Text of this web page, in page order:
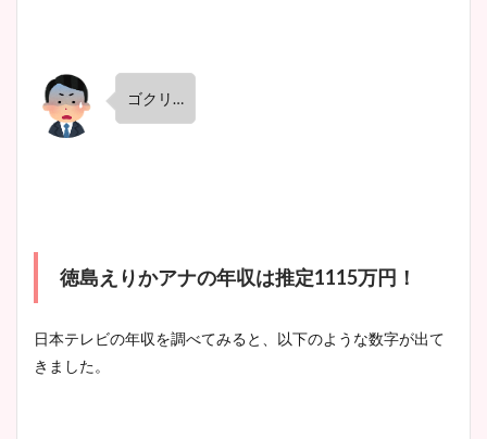
かわいい！カップや水着姿も
ゴクリ…
徳島えりかアナの年収は推定1115万円！
日本テレビの年収を調べてみると、以下のような数字が出て
きました。